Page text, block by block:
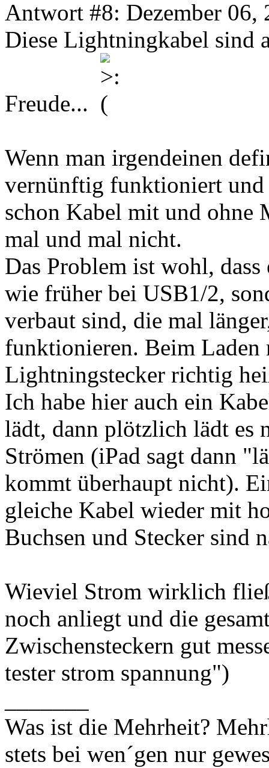
Antwort #8: Dezember 06,
Diese Lightningkabel sind
Freude...
Wenn man irgendeinen
vernünftig funktioniert und
schon Kabel mit und ohne
mal und mal nicht.
Das Problem ist wohl,
wie früher bei USB1/2,
verbaut sind, die mal
funktionieren. Beim Laden
Lightningstecker richtig
Ich habe hier auch ein
lädt, dann plötzlich lädt es
Strömen (iPad sagt dann
kommt überhaupt nicht).
gleiche Kabel wieder mit
Buchsen und Stecker sind
Wieviel Strom wirklich
noch anliegt und die
Zwischensteckern gut
tester strom spannung")
Was ist die Mehrheit?
stets bei wen´gen nur